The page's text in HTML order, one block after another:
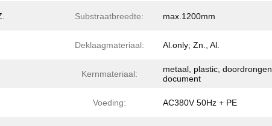
Substraatbreedte: max.1200mm
Deklaagmateriaal: Al.only; Zn., Al.
Kernmateriaal:
metaal, plastic, doordrongen
document
Voeding: AC380V 50Hz + PE